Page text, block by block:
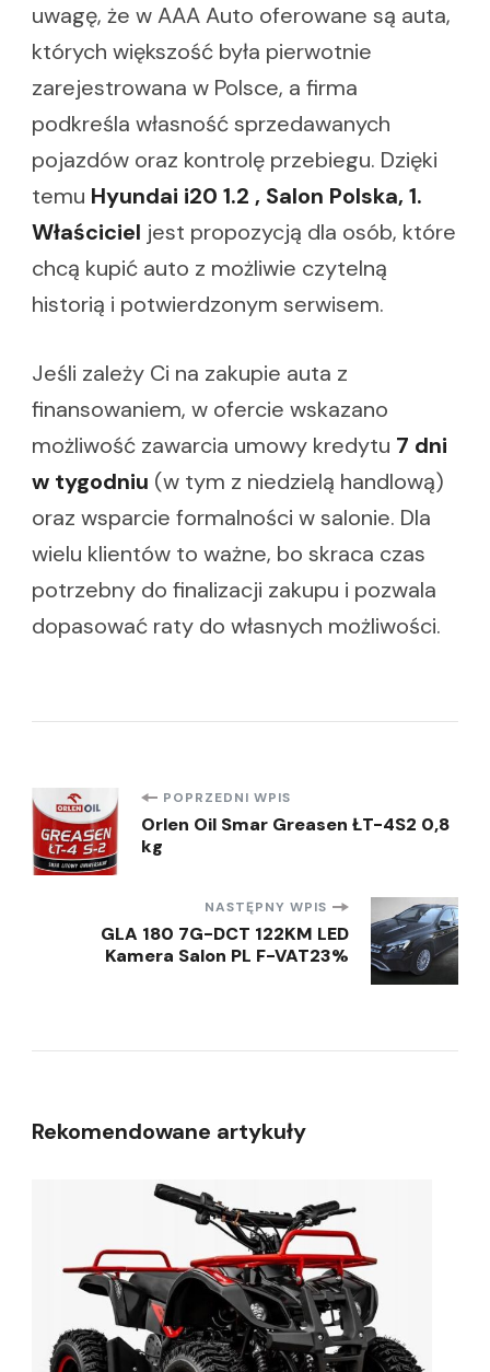
uwagę, że w AAA Auto oferowane są auta,
których większość była pierwotnie
zarejestrowana w Polsce, a firma
podkreśla własność sprzedawanych
pojazdów oraz kontrolę przebiegu. Dzięki
temu Hyundai i20 1.2 , Salon Polska, 1.
Właściciel jest propozycją dla osób, które
chcą kupić auto z możliwie czytelną
historią i potwierdzonym serwisem.
Jeśli zależy Ci na zakupie auta z
finansowaniem, w ofercie wskazano
możliwość zawarcia umowy kredytu 7 dni
w tygodniu (w tym z niedzielą handlową)
oraz wsparcie formalności w salonie. Dla
wielu klientów to ważne, bo skraca czas
potrzebny do finalizacji zakupu i pozwala
dopasować raty do własnych możliwości.
Nawigacja
wpisu
POPRZEDNI WPIS
Orlen Oil Smar Greasen ŁT-4S2 0,8
kg
NASTĘPNY WPIS
GLA 180 7G-DCT 122KM LED
Kamera Salon PL F-VAT23%
Rekomendowane artykuły